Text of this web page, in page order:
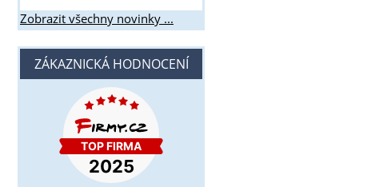
Zobrazit všechny novinky ...
ZÁKAZNICKÁ HODNOCENÍ